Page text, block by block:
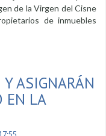
de la Virgen del Cisne
de inmuebles
ASIGNARÁN
EN LA